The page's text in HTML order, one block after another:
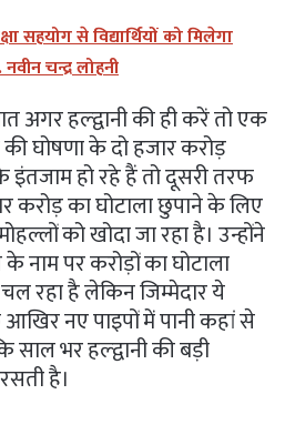
सहयोग से विद्यार्थियों को मिलेगा
चन्द्र लोहनी
अगर हल्द्वानी की ही करें तो एक
की घोषणा के दो हजार करोड़
हो रहे हैं तो दूसरी तरफ
करोड़ का घोटाला छुपाने के लिए
को खोदा जा रहा है। उन्होंने
नाम पर करोड़ों का घोटाला
रहा है लेकिन जिम्मेदार ये
नए पाइपों में पानी कहां से
भर हल्द्वानी की बड़ी
है।